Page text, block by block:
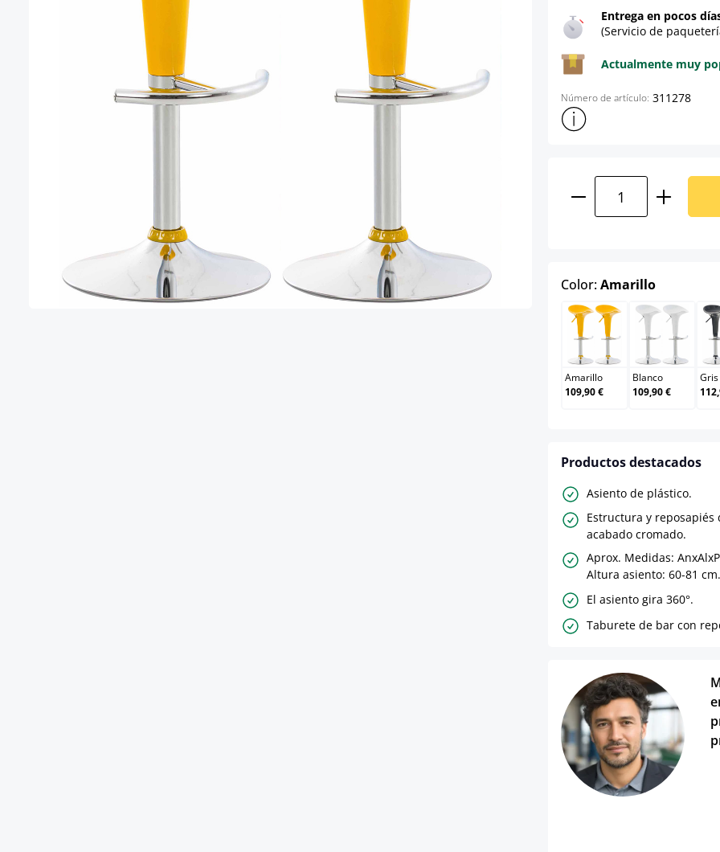
Entrega en pocos
(Servicio de
Actualmente muy
Número de artículo: 311278
Mostrar más información
Cantidad del
Color:Amarilloselect
Amarillo
Amarillo
109,90 €
Blanco
Blanco
109,90 €
Gris
Productos destacados
Asiento de plástico.
Estructura y reposapiés
acabado cromado.
Aprox. Medidas:
Altura asiento: 60-81 cm.
El asiento gira 360°.
Taburete de bar con